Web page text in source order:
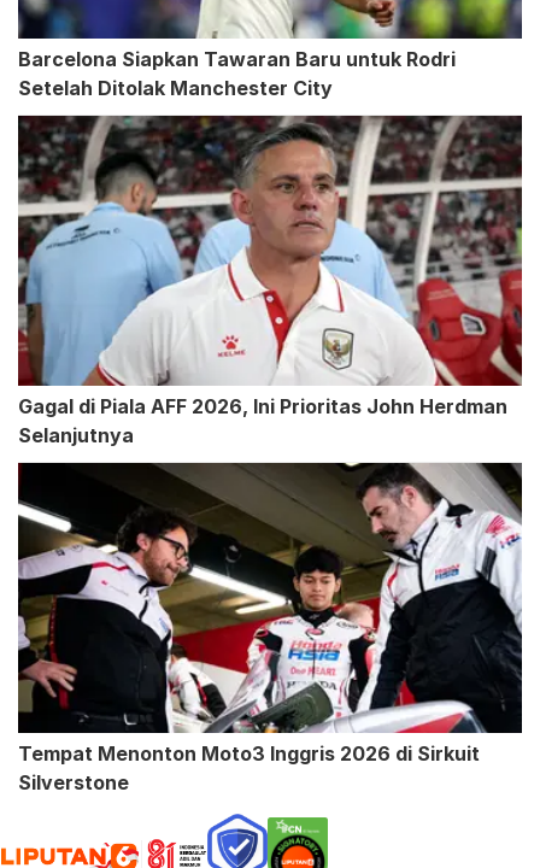
Barcelona Siapkan Tawaran Baru untuk Rodri
Setelah Ditolak Manchester City
Gagal di Piala AFF 2026, Ini Prioritas John Herdman
Selanjutnya
Tempat Menonton Moto3 Inggris 2026 di Sirkuit
Silverstone